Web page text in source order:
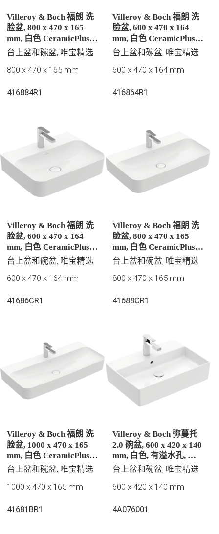
Villeroy & Boch 福朗 洗
脸盆, 800 x 470 x 165
mm, 白色 CeramicPlus |
易洁釉面, 有隐藏式溢水
台上盆和碗盆, 唯宝精选
800 x 470 x 165 mm
416884R1
Villeroy & Boch 福朗 洗
脸盆, 600 x 470 x 164
mm, 白色 CeramicPlus |
易洁釉面, 有隐藏式溢水
台上盆和碗盆, 唯宝精选
600 x 470 x 164 mm
416864R1
Villeroy & Boch 福朗 洗
脸盆, 600 x 470 x 164
mm, 白色 CeramicPlus |
易洁釉面, 有隐藏式溢水
台上盆和碗盆, 唯宝精选
600 x 470 x 164 mm
41686CR1
Villeroy & Boch 福朗 洗
脸盆, 800 x 470 x 165
mm, 白色 CeramicPlus |
易洁釉面, 有隐藏式溢水
台上盆和碗盆, 唯宝精选
800 x 470 x 165 mm
41688CR1
Villeroy & Boch 福朗 洗
脸盆, 1000 x 470 x 165
mm, 白色 CeramicPlus |
易洁釉面, 有隐藏式溢水
台上盆和碗盆, 唯宝精选
1000 x 470 x 165 mm
41681BR1
Villeroy & Boch 弥蔓托
2.0 碗盆, 600 x 420 x 140
mm, 白色, 有溢水孔, 未
抛光
台上盆和碗盆, 唯宝精选
600 x 420 x 140 mm
4A076001